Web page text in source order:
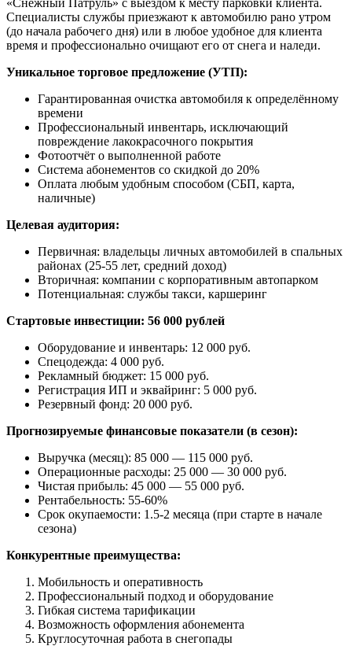
Специалисты службы приезжают к автомобилю рано утром
(до начала рабочего дня) или в любое удобное для клиента
время и профессионально очищают его от снега и наледи.
Уникальное торговое предложение (УТП):
Гарантированная очистка автомобиля к определённому
времени
Профессиональный инвентарь, исключающий
повреждение лакокрасочного покрытия
Фотоотчёт о выполненной работе
Система абонементов со скидкой до 20%
Оплата любым удобным способом (СБП, карта,
наличные)
Целевая аудитория:
Первичная: владельцы личных автомобилей в спальных
районах (25-55 лет, средний доход)
Вторичная: компании с корпоративным автопарком
Потенциальная: службы такси, каршеринг
Стартовые инвестиции: 56 000 рублей
Оборудование и инвентарь: 12 000 руб.
Спецодежда: 4 000 руб.
Рекламный бюджет: 15 000 руб.
Регистрация ИП и эквайринг: 5 000 руб.
Резервный фонд: 20 000 руб.
Прогнозируемые финансовые показатели (в сезон):
Выручка (месяц): 85 000 — 115 000 руб.
Операционные расходы: 25 000 — 30 000 руб.
Чистая прибыль: 45 000 — 55 000 руб.
Рентабельность: 55-60%
Срок окупаемости: 1.5-2 месяца (при старте в начале
сезона)
Конкурентные преимущества:
Мобильность и оперативность
Профессиональный подход и оборудование
Гибкая система тарификации
Возможность оформления абонемента
Круглосуточная работа в снегопады